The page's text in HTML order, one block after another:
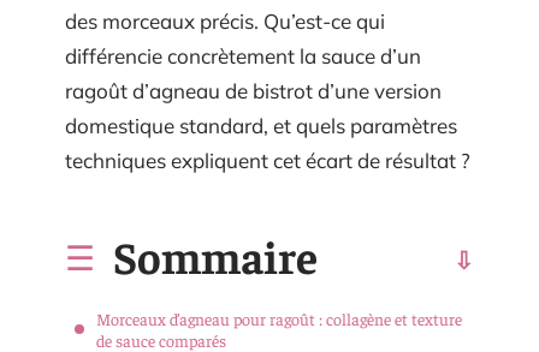
des morceaux précis. Qu’est-ce qui
différencie concrètement la sauce d’un
ragoût d’agneau de bistrot d’une version
domestique standard, et quels paramètres
techniques expliquent cet écart de résultat ?
Sommaire
Morceaux d’agneau pour ragoût : collagène et texture
de sauce comparés